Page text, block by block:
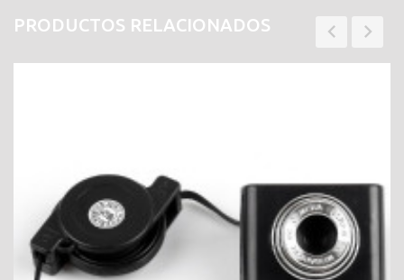
PRODUCTOS RELACIONADOS